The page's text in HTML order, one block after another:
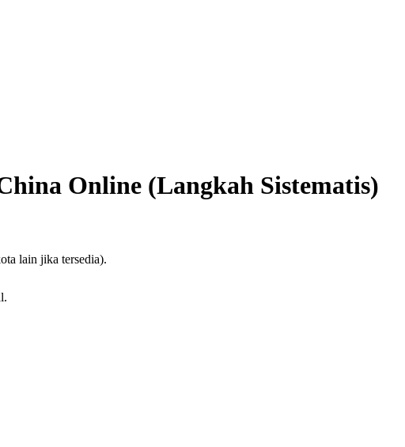
Online (Langkah Sistematis)
lain jika tersedia).